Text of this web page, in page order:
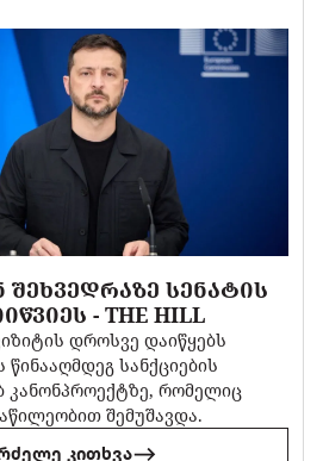
ᲡᲔᲜᲐᲢᲘᲡ
- THE HILL
დროსვე დაიწყებს
წინააღმდეგ სანქციების
კანონპროექტზე, რომელიც
შემუშავდა.
კითხვა